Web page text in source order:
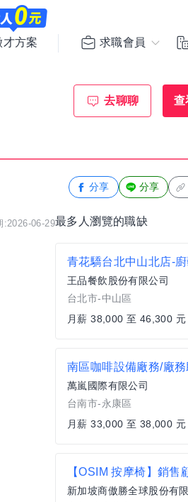
才方案 求職會員
去聊聊 查
:2026-06-29
分享 分享
最多人瀏覽的職缺
王品餐飲股份有限公司
台北市-中山區
月薪 38,000 至 46,300 元
南區咖啡設備廠務/廠務
萬嵐國際有限公司
台南市-永康區
月薪 33,000 至 38,000 元
新加坡商傲勝全球股份有